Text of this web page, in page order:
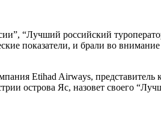
“Лучший российский
показатели, и брали во
Etihad Airways, представитель
острова Яс, назовет своего